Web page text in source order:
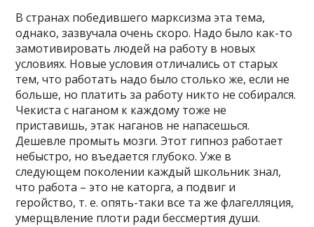
В странах победившего марксизма эта тема,
однако, зазвучала очень скоро. Надо было как-то
замотивировать людей на работу в новых
условиях. Новые условия отличались от старых
тем, что работать надо было столько же, если не
больше, но платить за работу никто не собирался.
Чекиста с наганом к каждому тоже не
приставишь, этак наганов не напасешься.
Дешевле промыть мозги. Этот гипноз работает
небыстро, но въедается глубоко. Уже в
следующем поколении каждый школьник знал,
что работа – это не каторга, а подвиг и
геройство, т. е. опять-таки все та же флагелляция,
умерщвление плоти ради бессмертия души.